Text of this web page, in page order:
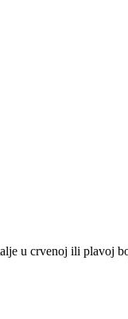
u crvenoj ili plavoj